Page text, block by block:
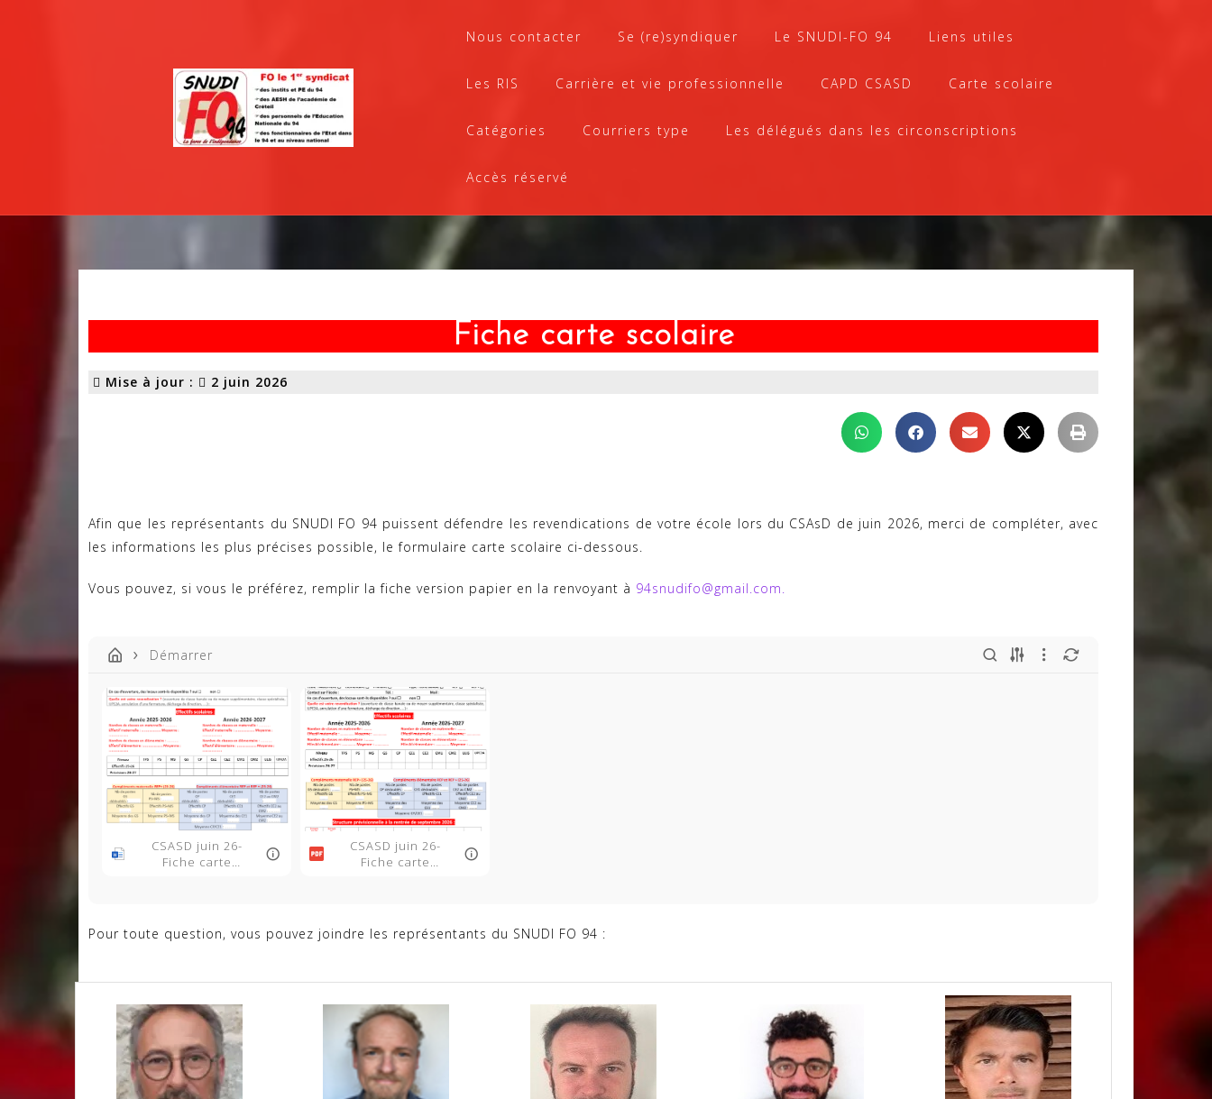
Nous contacter Se (re)syndiquer Le SNUDI-FO 94 Liens utiles
Les RIS Carrière et vie professionnelle CAPD CSASD Carte scolaire
Catégories Courriers type Les délégués dans les circonscriptions
Accès réservé
Fiche carte scolaire
Mise à jour : 2 juin 2026
Afin que les représentants du SNUDI FO 94 puissent défendre les revendications de votre école lors du CSAsD de juin 2026, merci de compléter, avec
les informations les plus précises possible, le formulaire carte scolaire ci-dessous.
Vous pouvez, si vous le préférez, remplir la fiche version papier en la renvoyant à 94snudifo@gmail.com.
Démarrer
CSASD juin 26-
Fiche carte
CSASD juin 26-
Fiche carte
Pour toute question, vous pouvez joindre les représentants du SNUDI FO 94 :